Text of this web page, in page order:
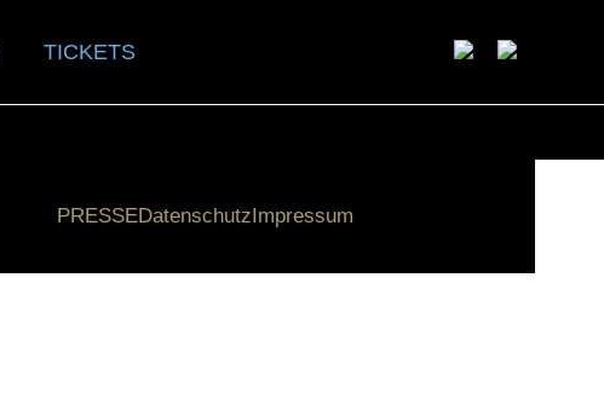
TICKETS
PRESSEDatenschutzImpressum